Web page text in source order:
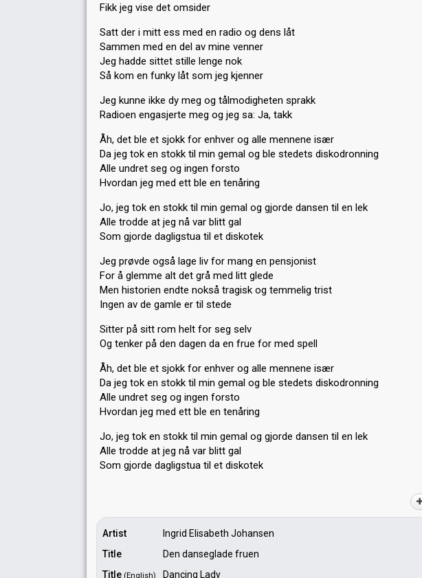
Fikk jeg vise det omsider
Satt der i mitt ess med en radio og dens låt
Sammen med en del av mine venner
Jeg hadde sittet stille lenge nok
Så kom en funky låt som jeg kjenner
Jeg kunne ikke dy meg og tålmodigheten sprakk
Radioen engasjerte meg og jeg sa: Ja, takk
Åh, det ble et sjokk for enhver og alle mennene især
Da jeg tok en stokk til min gemal og ble stedets diskodronning
Alle undret seg og ingen forsto
Hvordan jeg med ett ble en tenåring
Jo, jeg tok en stokk til min gemal og gjorde dansen til en lek
Alle trodde at jeg nå var blitt gal
Som gjorde dagligstua til et diskotek
Jeg prøvde også lage liv for mang en pensjonist
For å glemme alt det grå med litt glede
Men historien endte nokså tragisk og temmelig trist
Ingen av de gamle er til stede
Sitter på sitt rom helt for seg selv
Og tenker på den dagen da en frue for med spell
Åh, det ble et sjokk for enhver og alle mennene især
Da jeg tok en stokk til min gemal og ble stedets diskodronning
Alle undret seg og ingen forsto
Hvordan jeg med ett ble en tenåring
Jo, jeg tok en stokk til min gemal og gjorde dansen til en lek
Alle trodde at jeg nå var blitt gal
Som gjorde dagligstuа til et diѕkotek
Artist
Ingrid Elisabeth Johansen
Title
Den danseglade fruen
Title (English) Dancing Lady